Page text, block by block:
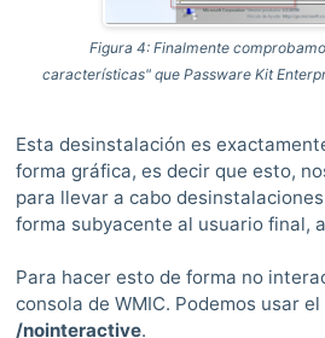
Figura 4: Finalmente
características"que Passware Kit
Esta desinstalación es
forma gráfica, es decir que esto,
para llevar a cabo
forma subyacente al usuario final,
Para hacer esto de forma no
consola de WMIC. Podemos usar
/nointeractive.